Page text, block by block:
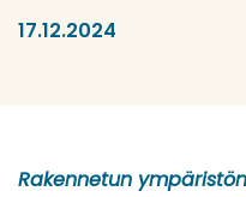
17.12.2024
Rakennetun